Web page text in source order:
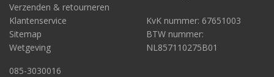
Verzenden & retourneren
Klantenservice
Sitemap
Wetgeving
085-3030016
KvK nummer: 67651003
BTW nummer:
NL857110275B01